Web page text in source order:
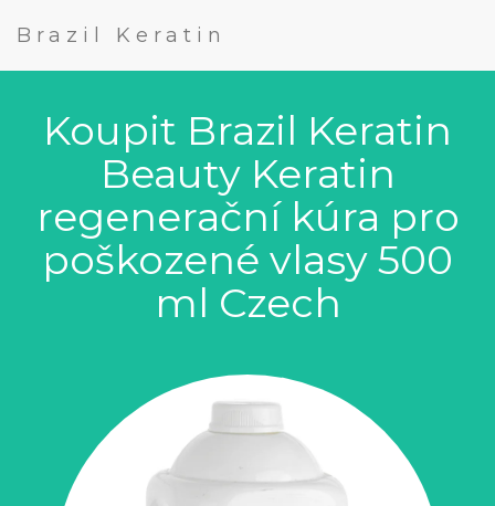
Brazil Keratin
Koupit Brazil Keratin
Beauty Keratin
regenerační kúra pro
poškozené vlasy 500
ml Czech